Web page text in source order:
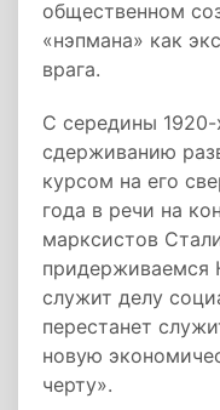
общественном
«нэпмана» как
врага.
С середины
сдерживанию
курсом на его
года в речи на
марксистов
придерживаемся
служит делу
перестанет
новую
черту».